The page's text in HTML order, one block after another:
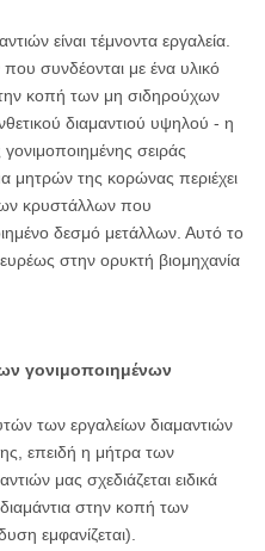
είναι τέμνοντα εργαλεία.
συνδέονται με ένα υλικό
κοπή των μη σιδηρούχων
διαμαντιού υψηλού - η
σειράς
μητρών της κορώνας περιέχει
κρυστάλλων που
δεσμό μετάλλων. Αυτό το
στην ορυκτή βιομηχανία
γονιμοποιημένων
των εργαλείων διαμαντιών
επειδή η μήτρα των
μας σχεδιάζεται ειδικά
στην κοπή των
εμφανίζεται).